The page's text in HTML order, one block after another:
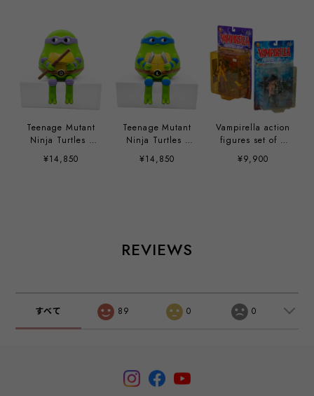
Teenage Mutant
Ninja Turtles -
Donnie by Sad
Salesman
¥14,850
Teenage Mutant
Ninja Turtles -
Leo by Sad
Salesman
¥14,850
Vampirella action
figures set of 2
by Clayburn
Moore
¥9,900
REVIEWS
すべて 89 0 0